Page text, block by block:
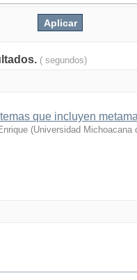
( segundos)
que incluyen
(Universidad Michoacana